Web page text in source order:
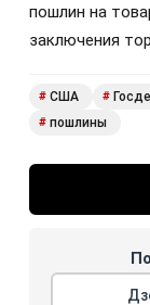
пошлин на
заключения
# США #
# пошлины